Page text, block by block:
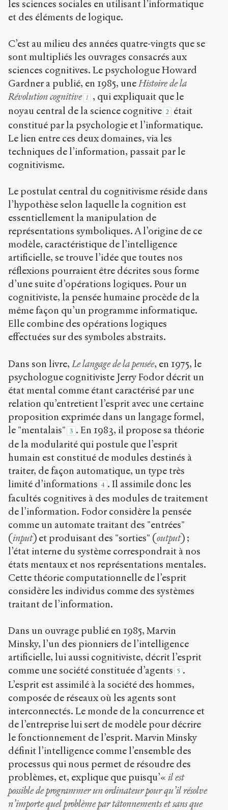
les sciences sociales en utilisant l’informatique
et des éléments de logique.
C’est au milieu des années quatre-vingts que se
sont multipliés les ouvrages consacrés aux
sciences cognitives. Le psychologue Howard
Gardner a publié, en 1985, uneHistoire de la
Révolution cognitive 1
, qui expliquait que le
noyau central de la science cognitive 2
était
constitué par la psychologie et l’informatique.
Le lien entre ces deux domaines, via les
techniques de l’information, passait par le
cognitivisme.
Le postulat central du cognitivisme réside dans
l’hypothèse selon laquelle la cognition est
essentiellement la manipulation de
représentations symboliques. A l’origine de ce
modèle, caractéristique de l’intelligence
artificielle, se trouve l’idée que toutes nos
réflexions pourraient être décrites sous forme
d’une suite d’opérations logiques. Pour un
cognitiviste, la pensée humaine procède de la
même façon qu’un programme informatique.
Elle combine des opérations logiques
effectuées sur des symboles abstraits.
Dans son livre, Le langage de la pensée, en 1975, le
psychologue cognitiviste Jerry Fodor décrit un
état mental comme étant caractérisé par une
relation qu’entretient l’esprit avec une certaine
proposition exprimée dans un langage formel,
le "mentalais" 3 . En 1983, il propose sa théorie
de la modularité qui postule que l’esprit
humain est constitué de modules destinés à
traiter, de façon automatique, un type très
limité d’informations 4 . Il assimile donc les
facultés cognitives à des modules de traitement
de l’information. Fodor considère la pensée
comme un automate traitant des "entrées"
(input) et produisant des "sorties" (output) ;
l’état interne du système correspondrait à nos
états mentaux et nos représentations mentales.
Cette théorie computationnelle de l’esprit
considère les individus comme des systèmes
traitant de l’information.
Dans un ouvrage publié en 1985, Marvin
Minsky, l’un des pionniers de l’intelligence
artificielle, lui aussi cognitiviste, décrit l’esprit
comme une société constituée d’agents 5 .
L’esprit est assimilé à la société des hommes,
composée de réseaux où les agents sont
interconnectés. Le monde de la concurrence et
de l’entreprise lui sert de modèle pour décrire
le fonctionnement de l’esprit. Marvin Minsky
définit l’intelligence comme l’ensemble des
processus qui nous permet de résoudre des
problèmes, et, explique que puisqu’« il est
possible de programmer un ordinateur pour qu’il résolve
n’importe quel problème par tâtonnements et sans que